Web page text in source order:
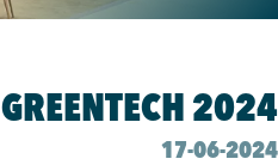
GREENTECH 2024
17-06-2024